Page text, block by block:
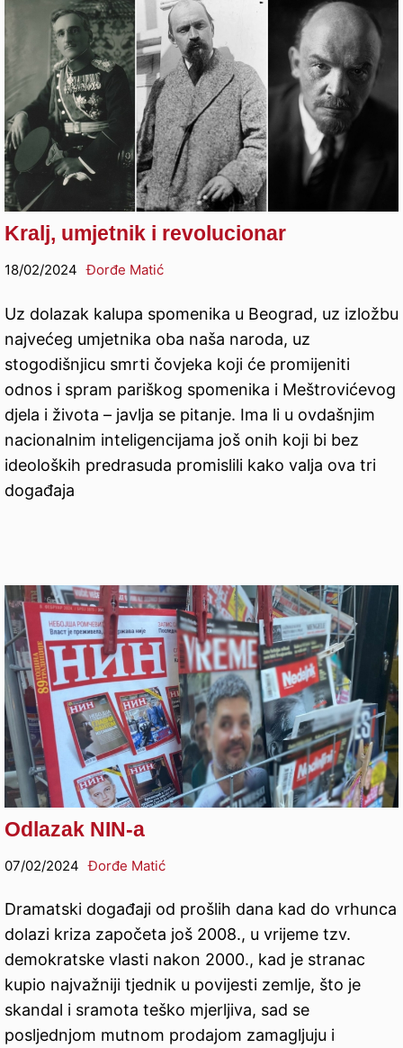
Kralj, umjetnik i revolucionar
18/02/2024 Đorđe Matić
Uz dolazak kalupa spomenika u Beograd, uz izložbu
najvećeg umjetnika oba naša naroda, uz
stogodišnjicu smrti čovjeka koji će promijeniti
odnos i spram pariškog spomenika i Meštrovićevog
djela i života – javlja se pitanje. Ima li u ovdašnjim
nacionalnim inteligencijama još onih koji bi bez
ideoloških predrasuda promislili kako valja ova tri
događaja
Odlazak NIN-a
07/02/2024 Đorđe Matić
Dramatski događaji od prošlih dana kad do vrhunca
dolazi kriza započeta još 2008., u vrijeme tzv.
demokratske vlasti nakon 2000., kad je stranac
kupio najvažniji tjednik u povijesti zemlje, što je
skandal i sramota teško mjerljiva, sad se
posljednjom mutnom prodajom zamagljuju i